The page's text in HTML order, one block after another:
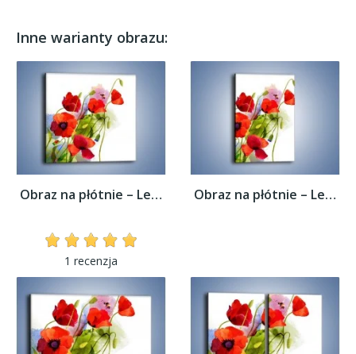
Inne warianty obrazu:
Obraz na płótnie – Lewa strona maków –...
1 recenzja
Obraz na płótnie – Lewa strona maków –...